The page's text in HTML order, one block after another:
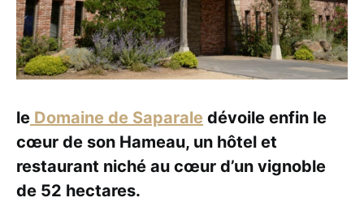
le Domaine de Saparale dévoile enfin le
cœur de son Hameau, un hôtel et
restaurant niché au cœur d’un vignoble
de 52 hectares.